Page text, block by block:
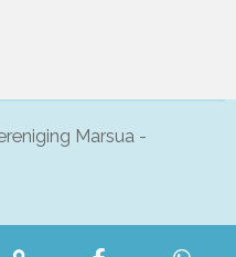
Marsua -